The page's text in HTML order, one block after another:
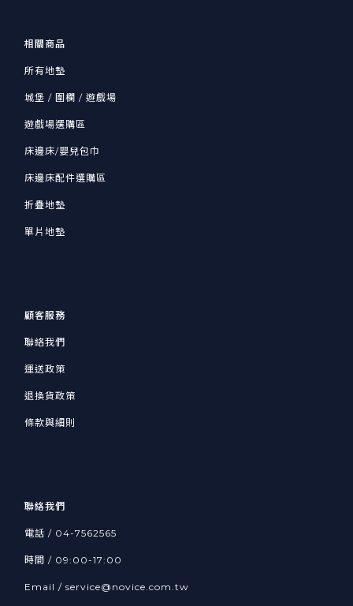
相關商品
所有地墊
城堡 / 圍欄 / 遊戲場
遊戲場選購區
床邊床/嬰兒包巾
床邊床配件選購區
折疊地墊
單片地墊
顧客服務
聯絡我們
運送政策
退換貨政策
條款與細則
聯絡我們
電話 / 04-7562565
時間 / 09:00-17:00
Email / service@novice.com.tw